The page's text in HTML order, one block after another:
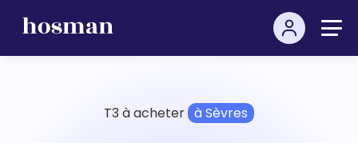
T3 à acheter à Sèvres